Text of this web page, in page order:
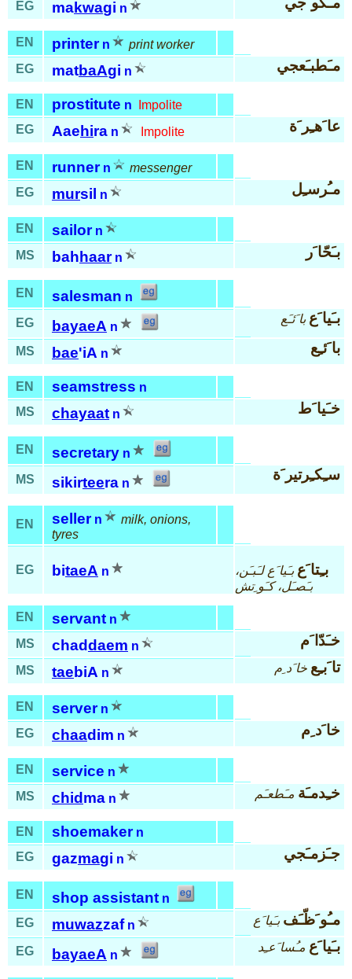
EG makwagi n
EN printer n
print worker
EG
matbaAgi n مـَطبـَعجي
EN prostitute n
Impolite
EG
Aaehira n Impolite عا َهـِر َة
EN runner n
messenger
EG
mursil n مـُرسـِل
EN sailor n
MS
bahhaar n بـَحّا َر
EN salesman n
EG
bayaeA n
بـَيا َع با َئـَع
MS bae'iA n با َئـِع
EN seamstress n
MS
chayaat n خـَيا َط
EN secretary n
MS
sikirteera n
سـِكـِرتير َة
EN seller n
milk, onions,
tyres
EG bitaeA n بـِتا َع بـَيا َع لـَبـَن،
بـَصـَل، كـَو ِتش
EN servant n
MS
chaddaem n خـَدّا َم
MS taebiA n تا َبـِع خا َد ِم
EN server n
EG
chaadim n خا َد ِم
EN service n
MS
chid ma n خـِدمـَة مـَطعـَم
EN shoemaker n
EG
gazmagi n جـَزمـَجي
EN shop assistant n
EG
muwazzaf n مـُو َظّـَف بـَيا َع
EG bayaeA n
بـَيا َع مـُسا َعـِد